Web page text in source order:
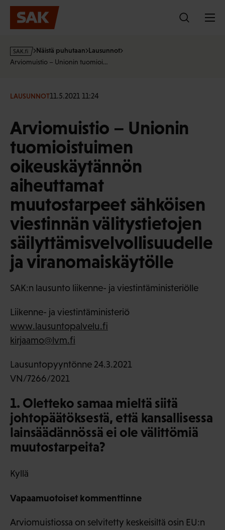
Hyppää
sisältöön
s
a
f
Näistä puhutaan Lausunnot
Arviomuistio – Unionin tuomioi…
LAUSUNNOT11.5.2021 11:24
Arviomuistio – Unionin
tuomioistuimen
oikeuskäytännön
aiheuttamat
muutostarpeet sähköisen
viestinnän välitystietojen
säilyttämisvelvollisuudelle
ja viranomaiskäytölle
SAK:n lausunto liikenne- ja viestintäministeriölle
Liikenne- ja viestintäministeriö
www.lausuntopalvelu.fi
kirjaamo@lvm.fi
Lausuntopyyntönne 24.3.2021
VN/7266/2021
1. Oletteko samaa mieltä siitä
johtopäätöksestä, että kansallisessa
lainsäädännössä ei ole välittömiä
muutostarpeita?
Kyllä
Vapaamuotoiset kommenttinne
Arviomuistiossa on selvitetty keskeisiltä osin EU:n